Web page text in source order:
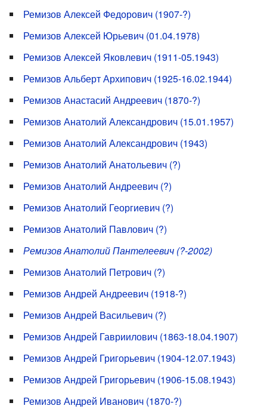
Ремизов Алексей Федорович (1907-?)
Ремизов Алексей Юрьевич (01.04.1978)
Ремизов Алексей Яковлевич (1911-05.1943)
Ремизов Альберт Архипович (1925-16.02.1944)
Ремизов Анастасий Андреевич (1870-?)
Ремизов Анатолий Александрович (15.01.1957)
Ремизов Анатолий Александрович (1943)
Ремизов Анатолий Анатольевич (?)
Ремизов Анатолий Андреевич (?)
Ремизов Анатолий Георгиевич (?)
Ремизов Анатолий Павлович (?)
Ремизов Анатолий Пантелеевич (?-2002)
Ремизов Анатолий Петрович (?)
Ремизов Андрей Андреевич (1918-?)
Ремизов Андрей Васильевич (?)
Ремизов Андрей Гавриилович (1863-18.04.1907)
Ремизов Андрей Григорьевич (1904-12.07.1943)
Ремизов Андрей Григорьевич (1906-15.08.1943)
Ремизов Андрей Иванович (1870-?)